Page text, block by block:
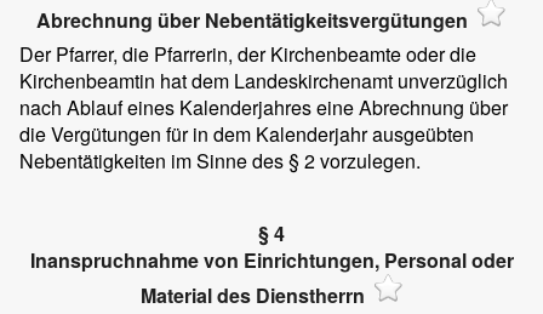
Abrechnung über Nebentätigkeitsvergütungen
Der Pfarrer, die Pfarrerin, der Kirchenbeamte oder die
Kirchenbeamtin hat dem Landeskirchenamt unverzüglich
nach Ablauf eines Kalenderjahres eine Abrechnung über
die Vergütungen für in dem Kalenderjahr ausgeübten
Nebentätigkeiten im Sinne des § 2 vorzulegen.
§ 4
Inanspruchnahme von Einrichtungen, Personal oder
Material des Dienstherrn